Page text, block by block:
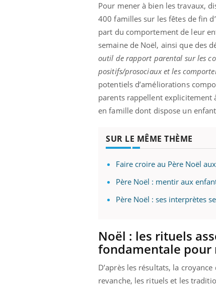
Pour mener à bien les travaux,
400 familles sur les fêtes de fin
part du comportement de leur
semaine de Noël, ainsi que des
outil de rapport parental sur les
positifs/prosociaux et les
potentiels d’améliorations
parents rappellent explicitement
en famille dont dispose un
SUR LE MÊME THÈME
Faire croire au Père Noël
Père Noël : mentir aux
Père Noël : ses interprètes
Noël : les rituels
fondamentale pour
D’après les résultats, la
revanche, les rituels et les
Eczéma Chronique des Mains : se
préparer pour l’été !Youtube
L'été arrive… et avec lui, un tout nouveau
rythme de vie ! Vacances, plage, piscine,
soleil, activités en plein air… Nos mains